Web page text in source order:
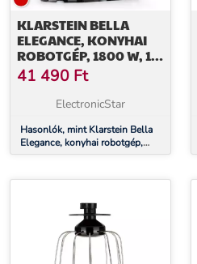
KLARSTEIN BELLA
ELEGANCE, KONYHAI
ROBOTGÉP, 1800 W, 1,7
PS, 6 FOKOZAT, 5 L
41 490 Ft
ElectronicStar
Hasonlók, mint Klarstein Bella
Elegance, konyhai robotgép,
1800 W, 1,7 PS, 6 fokozat, 5 L